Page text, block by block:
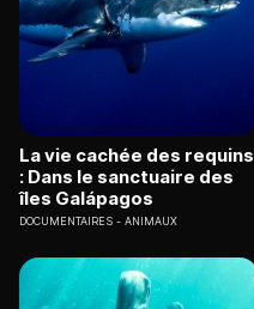
La vie cachée des requins
: Dans le sanctuaire des
îles Galápagos
DOCUMENTAIRES ANIMAUX